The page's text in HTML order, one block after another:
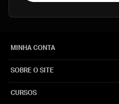
MINHA CONTA
SOBRE O SITE
CURSOS